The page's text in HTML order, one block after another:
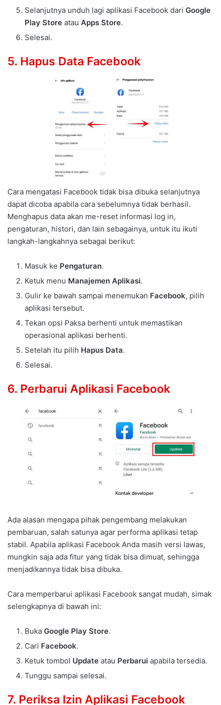
Selanjutnya unduh lagi aplikasi Facebook dari Google
Play Store atau Apps Store.
Selesai.
5. Hapus Data Facebook
Cara mengatasi Facebook tidak bisa dibuka selanjutnya
dapat dicoba apabila cara sebelumnya tidak berhasil.
Menghapus data akan me-reset informasi log in,
pengaturan, histori, dan lain sebagainya, untuk itu ikuti
langkah-langkahnya sebagai berikut:
Masuk ke Pengaturan.
Ketuk menu Manajemen Aplikasi.
Gulir ke bawah sampai menemukan Facebook, pilih
aplikasi tersebut.
Tekan opsi Paksa berhenti untuk memastikan
operasional aplikasi berhenti.
Setelah itu pilih Hapus Data.
Selesai.
6. Perbarui Aplikasi Facebook
Ada alasan mengapa pihak pengembang melakukan
pembaruan, salah satunya agar performa aplikasi tetap
stabil. Apabila aplikasi Facebook Anda masih versi lawas,
mungkin saja ada fitur yang tidak bisa dimuat, sehingga
menjadikannya tidak bisa dibuka.
Cara memperbarui aplikasi Facebook sangat mudah, simak
selengkapnya di bawah ini:
Buka Google Play Store.
Cari Facebook.
Ketuk tombol Update atau Perbarui apabila tersedia.
Tunggu sampai selesai.
7. Periksa Izin Aplikasi Facebook